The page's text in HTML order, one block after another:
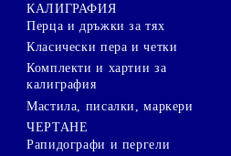
КАЛИГРАФИЯ
Перца и дръжки за тях
Класически пера и четки
Комплекти и хартии за
калиграфия
Мастила, писалки, маркери
ЧЕРТАНЕ
Рапидографи и пергели